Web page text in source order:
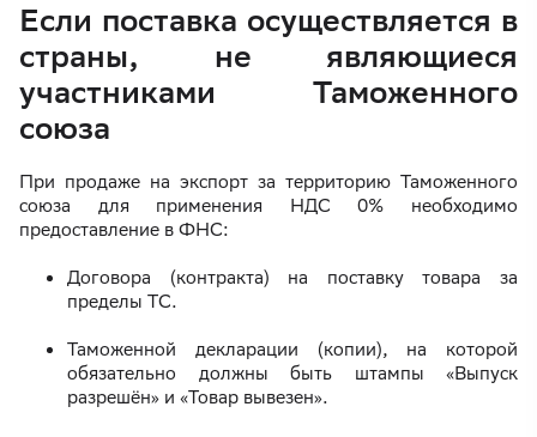
Если поставка осуществляется в
страны, не являющиеся
участниками Таможенного
союза
При продаже на экспорт за территорию Таможенного
союза для применения НДС 0% необходимо
предоставление в ФНС:
Договора (контракта) на поставку товара за
пределы ТС.
Таможенной декларации (копии), на которой
обязательно должны быть штампы «Выпуск
разрешён» и «Товар вывезен».